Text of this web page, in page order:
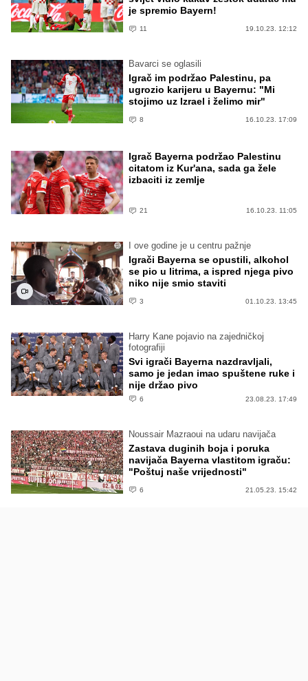
je spremio Bayern!
11 19.10.23. 12:12
Bavarci se oglasili
Igrač im podržao Palestinu, pa
ugrozio karijeru u Bayernu: "Mi
stojimo uz Izrael i želimo mir"
8 16.10.23. 17:09
Igrač Bayerna podržao Palestinu
citatom iz Kur'ana, sada ga žele
izbaciti iz zemlje
21 16.10.23. 11:05
I ove godine je u centru pažnje
Igrači Bayerna se opustili, alkohol
se pio u litrima, a ispred njega pivo
niko nije smio staviti
3 01.10.23. 13:45
Harry Kane pojavio na zajedničkoj
fotografiji
Svi igrači Bayerna nazdravljali,
samo je jedan imao spuštene ruke i
nije držao pivo
6 23.08.23. 17:49
Noussair Mazraoui na udaru navijača
Zastava duginih boja i poruka
navijača Bayerna vlastitom igraču:
"Poštuj naše vrijednosti"
6 21.05.23. 15:42